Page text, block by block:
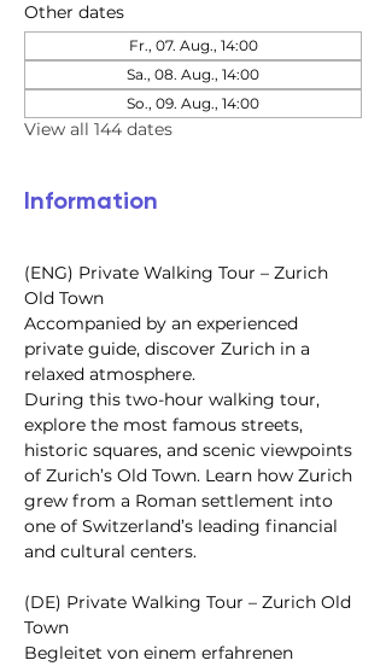
Other dates
Fr., 07. Aug., 14:00
Sa., 08. Aug., 14:00
So., 09. Aug., 14:00
View all 144 dates
Information
(ENG) Private Walking Tour – Zurich
Old Town
Accompanied by an experienced
private guide, discover Zurich in a
relaxed atmosphere.
During this two-hour walking tour,
explore the most famous streets,
historic squares, and scenic viewpoints
of Zurich’s Old Town. Learn how Zurich
grew from a Roman settlement into
one of Switzerland’s leading financial
and cultural centers.
(DE) Private Walking Tour – Zurich Old
Town
Begleitet von einem erfahrenen